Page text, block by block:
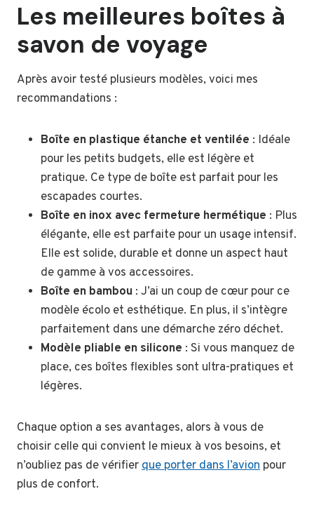
Les meilleures boîtes à
savon de voyage
Après avoir testé plusieurs modèles, voici mes
recommandations :
Boîte en plastique étanche et ventilée : Idéale
pour les petits budgets, elle est légère et
pratique. Ce type de boîte est parfait pour les
escapades courtes.
Boîte en inox avec fermeture hermétique : Plus
élégante, elle est parfaite pour un usage intensif.
Elle est solide, durable et donne un aspect haut
de gamme à vos accessoires.
Boîte en bambou : J’ai un coup de cœur pour ce
modèle écolo et esthétique. En plus, il s’intègre
parfaitement dans une démarche zéro déchet.
Modèle pliable en silicone : Si vous manquez de
place, ces boîtes flexibles sont ultra-pratiques et
légères.
Chaque option a ses avantages, alors à vous de
choisir celle qui convient le mieux à vos besoins, et
n’oubliez pas de vérifierque porter dans l’avion pour
plus de confort.